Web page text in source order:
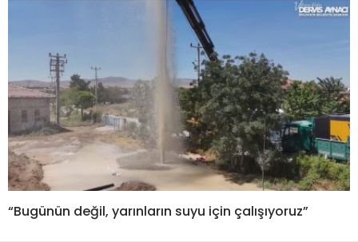
“Bugünün değil, yarınların suyu için çalışıyoruz”